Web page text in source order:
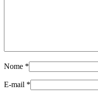
Nome *
E-mail *